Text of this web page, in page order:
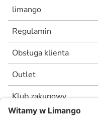
limango
Regulamin
Obsługa klienta
Outlet
Klub zakupowy